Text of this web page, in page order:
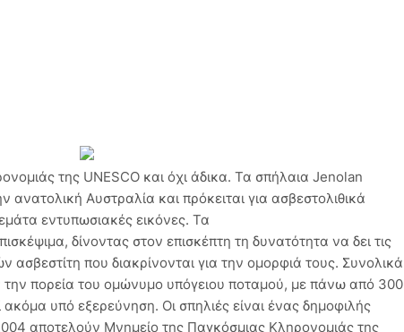
της UNESCO και όχι άδικα. Τα σπήλαια Jenolan
ανατολική Αυστραλία και πρόκειται για ασβεστολιθικά
εντυπωσιακές εικόνες. Τα
δίνοντας στον επισκέπτη τη δυνατότητα να δει τις
ασβεστίτη που διακρίνονται για την ομορφιά τους. Συνολικά
πορεία του ομώνυμο υπόγειου ποταμού, με πάνω από 300
υπό εξερεύνηση. Οι σπηλιές είναι ένας δημοφιλής
αποτελούν Μνημείο της Παγκόσμιας Κληρονομιάς της